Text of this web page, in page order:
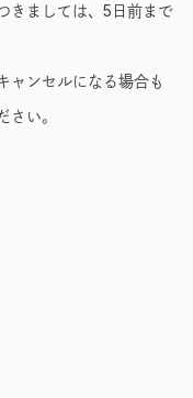
きましては、5日前まで
ャンセルになる場合も
い。